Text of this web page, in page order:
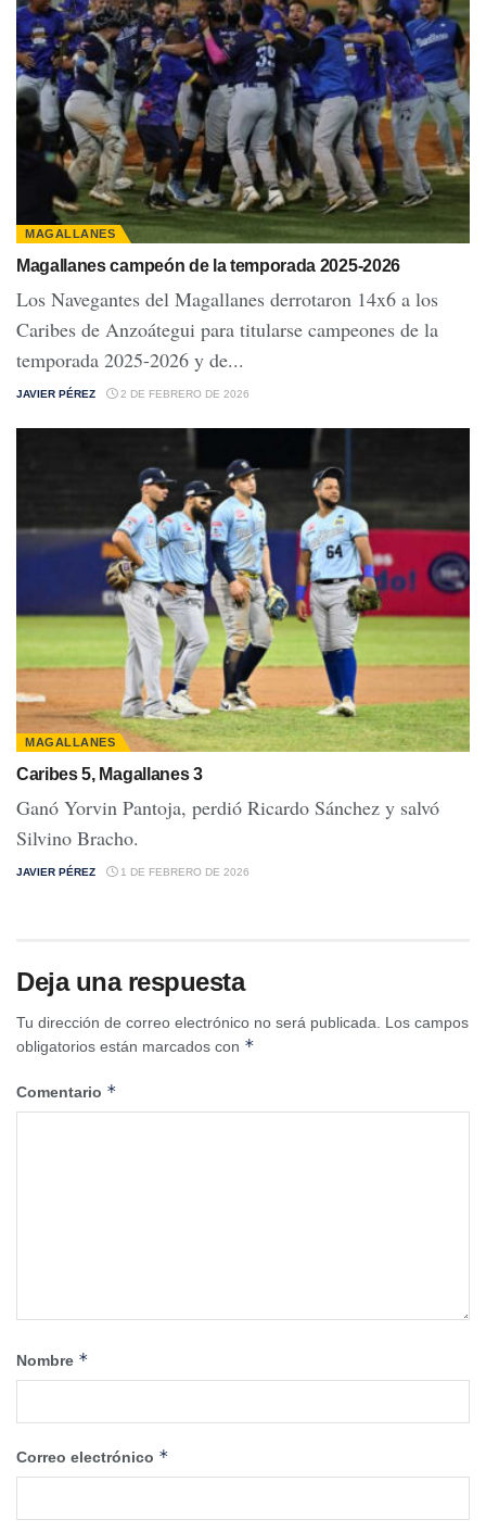
MAGALLANES
Magallanes campeón de la temporada 2025-2026
Los Navegantes del Magallanes derrotaron 14x6 a los
Caribes de Anzoátegui para titularse campeones de la
temporada 2025-2026 y de...
JAVIER PÉREZ 2 DE FEBRERO DE 2026
MAGALLANES
Caribes 5, Magallanes 3
Ganó Yorvin Pantoja, perdió Ricardo Sánchez y salvó
Silvino Bracho.
JAVIER PÉREZ 1 DE FEBRERO DE 2026
Deja una respuesta
Tu dirección de correo electrónico no será publicada. Los campos
obligatorios están marcados con *
Comentario *
Nombre *
Correo electrónico *